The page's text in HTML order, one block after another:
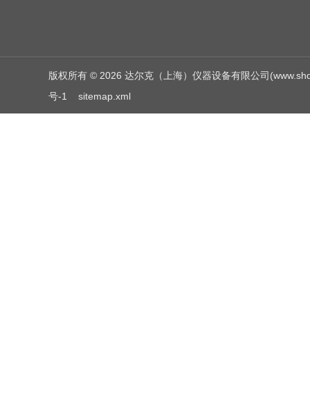
版权所有 © 2026 达尔克（上海）仪器设备有限公司
号-1
sitemap.xml